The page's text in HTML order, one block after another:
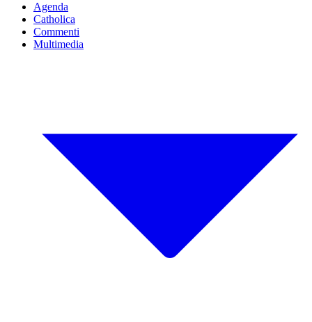
Agenda
Catholica
Commenti
Multimedia